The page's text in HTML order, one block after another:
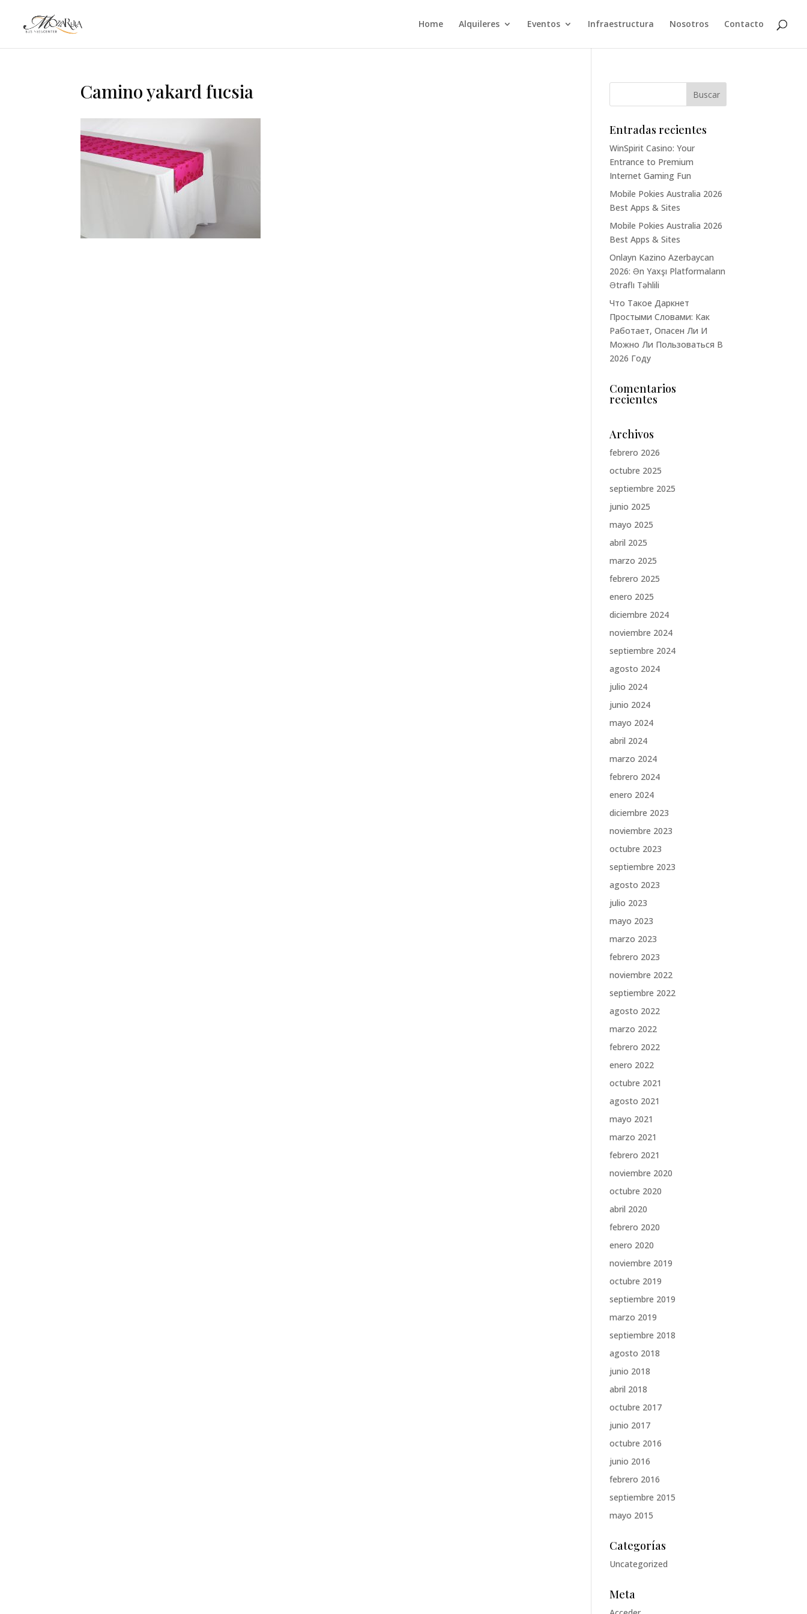
Home Alquileres Eventos Infraestructura Nosotros Contacto
Camino yakard fucsia
Entradas recientes
WinSpirit Casino: Your
Entrance to Premium
Internet Gaming Fun
Mobile Pokies Australia 2026
Best Apps & Sites
Mobile Pokies Australia 2026
Best Apps & Sites
Onlayn Kazino Azerbaycan
2026: Ən Yaxşı Platformaların
Ətraflı Təhlili
Что Такое Даркнет
Простыми Словами: Как
Работает, Опасен Ли И
Можно Ли Пользоваться В
2026 Году
Comentarios
recientes
Archivos
febrero 2026
octubre 2025
septiembre 2025
junio 2025
mayo 2025
abril 2025
marzo 2025
febrero 2025
enero 2025
diciembre 2024
noviembre 2024
septiembre 2024
agosto 2024
julio 2024
junio 2024
mayo 2024
abril 2024
marzo 2024
febrero 2024
enero 2024
diciembre 2023
noviembre 2023
octubre 2023
septiembre 2023
agosto 2023
julio 2023
mayo 2023
marzo 2023
febrero 2023
noviembre 2022
septiembre 2022
agosto 2022
marzo 2022
febrero 2022
enero 2022
octubre 2021
agosto 2021
mayo 2021
marzo 2021
febrero 2021
noviembre 2020
octubre 2020
abril 2020
febrero 2020
enero 2020
noviembre 2019
octubre 2019
septiembre 2019
marzo 2019
septiembre 2018
agosto 2018
junio 2018
abril 2018
octubre 2017
junio 2017
octubre 2016
junio 2016
febrero 2016
septiembre 2015
mayo 2015
Categorías
Uncategorized
Meta